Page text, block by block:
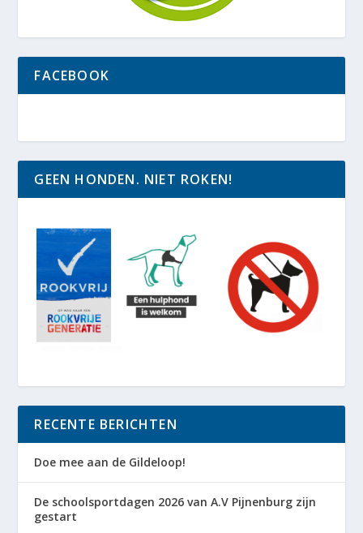
FACEBOOK
GEEN HONDEN. NIET ROKEN!
RECENTE BERICHTEN
Doe mee aan de Gildeloop!
De schoolsportdagen 2026 van A.V Pijnenburg zijn
gestart